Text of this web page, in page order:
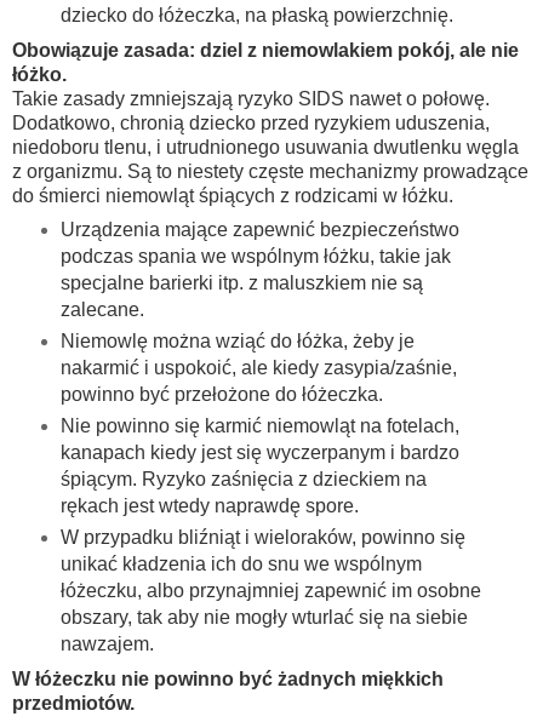
dziecko do łóżeczka, na płaską powierzchnię.
Obowiązuje zasada: dziel z niemowlakiem pokój, ale nie
łóżko.
Takie zasady zmniejszają ryzyko SIDS nawet o połowę.
Dodatkowo, chronią dziecko przed ryzykiem uduszenia,
niedoboru tlenu, i utrudnionego usuwania dwutlenku węgla
z organizmu. Są to niestety częste mechanizmy prowadzące
do śmierci niemowląt śpiących z rodzicami w łóżku.
Urządzenia mające zapewnić bezpieczeństwo
podczas spania we wspólnym łóżku, takie jak
specjalne barierki itp. z maluszkiem nie są
zalecane.
Niemowlę można wziąć do łóżka, żeby je
nakarmić i uspokoić, ale kiedy zasypia/zaśnie,
powinno być przełożone do łóżeczka.
Nie powinno się karmić niemowląt na fotelach,
kanapach kiedy jest się wyczerpanym i bardzo
śpiącym. Ryzyko zaśnięcia z dzieckiem na
rękach jest wtedy naprawdę spore.
W przypadku bliźniąt i wieloraków, powinno się
unikać kładzenia ich do snu we wspólnym
łóżeczku, albo przynajmniej zapewnić im osobne
obszary, tak aby nie mogły wturlać się na siebie
nawzajem.
W łóżeczku nie powinno być żadnych miękkich
przedmiotów.